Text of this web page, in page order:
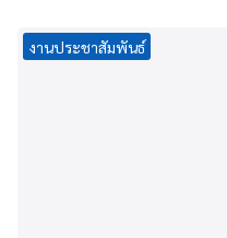
งานประชาสัมพันธ์